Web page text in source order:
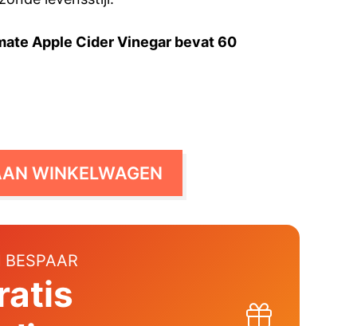
Apple Cider Vinegar bevat 60
WINKELWAGEN